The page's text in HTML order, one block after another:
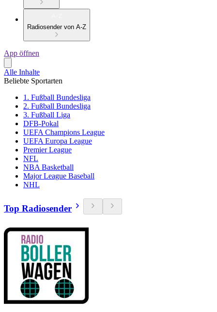
Radiosender von A-Z
App öffnen
Alle Inhalte
Beliebte Sportarten
1. Fußball Bundesliga
2. Fußball Bundesliga
3. Fußball Liga
DFB-Pokal
UEFA Champions League
UEFA Europa League
Premier League
NFL
NBA Basketball
Major League Baseball
NHL
Top Radiosender